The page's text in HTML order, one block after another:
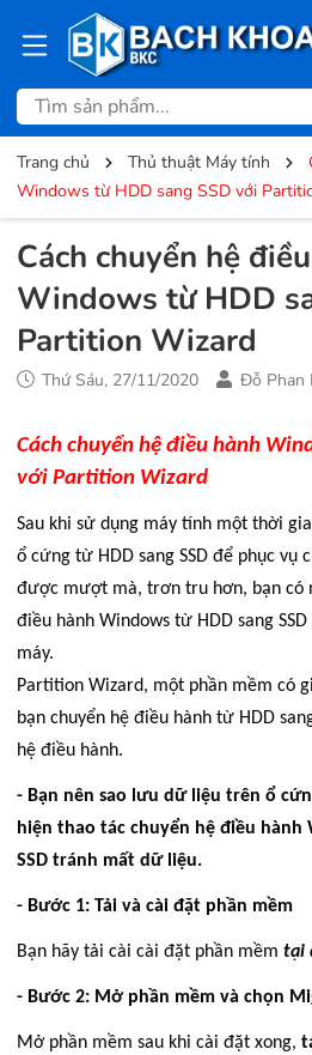
Trang chủ Thủ thuật Máy tính
Windows từ HDD sang SSD với
Cách chuyển hệ
Windows từ HDD
Partition Wizard
Thứ Sáu, 27/11/2020 Đỗ Phan
Cách chuyển hệ điều hành
với Partition Wizard
Sau khi sử dụng máy tính một thời
ổ cứng từ HDD sang SSD để phục vụ
được mượt mà, trơn tru hơn, bạn có
điều hành Windows từ HDD sang
máy.
Partition Wizard, một phần mềm có
bạn chuyển hệ điều hành từ HDD
hệ điều hành.
- Bạn nên sao lưu dữ liệu trên ổ
hiện thao tác chuyển hệ điều hành
SSD tránh mất dữ liệu.
- Bước 1: Tải và cài đặt phần mềm
Bạn hãy tải cài cài đặt phần mềm tại
- Bước 2: Mở phần mềm và chọn
Mở phần mềm sau khi cài đặt xong,